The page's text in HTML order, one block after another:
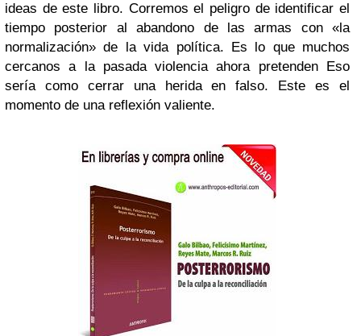
ideas de este libro. Corremos el peligro de identificar el
tiempo posterior al abandono de las armas con «la
normalización» de la vida política. Es lo que muchos
cercanos a la pasada violencia ahora pretenden Eso
sería como cerrar una herida en falso. Este es el
momento de una reflexión valiente.